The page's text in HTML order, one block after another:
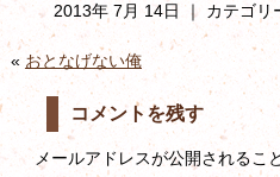
2013年 7月 14日 ｜ カテゴリ
« おとなげない俺
コメントを残す
メールアドレスが公開されるこ